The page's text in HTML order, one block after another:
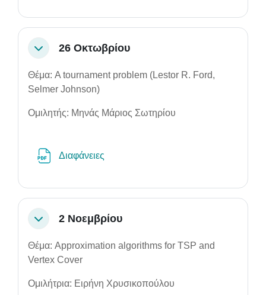
Σύμπτυξη26 Οκτωβρίου
Θέμα: A tournament problem (Lestor R. Ford,
Selmer Johnson)
Ομιλητής: Μηνάς Μάριος Σωτηρίου
Διαφάνειες
Σύμπτυξη2 Νοεμβρίου
Θέμα: Approximation algorithms for TSP and
Vertex Cover
Ομιλήτρια: Ειρήνη Χρυσικοπούλου